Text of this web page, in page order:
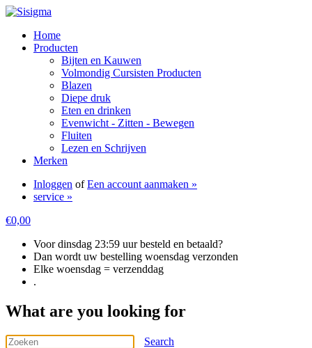
Home
Producten
Bijten en Kauwen
Volmondig Cursisten Producten
Blazen
Diepe druk
Eten en drinken
Evenwicht - Zitten - Bewegen
Fluiten
Lezen en Schrijven
Merken
Inloggen ofEen account aanmaken »
service »
€0,00
Voor dinsdag 23:59 uur besteld en betaald?
Dan wordt uw bestelling woensdag verzonden
Elke woensdag = verzenddag
.
What are you looking for
Search